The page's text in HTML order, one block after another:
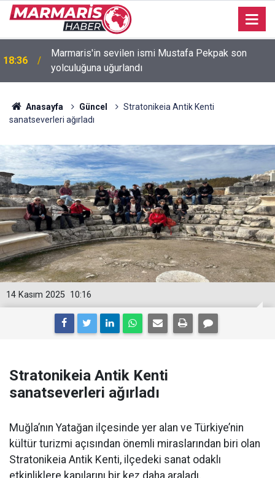
16:35
Bakan Fidan: "Körfez'de devam eden savaş
dikkatimizi Filistin meselesinden ayırmadı"
Anasayfa Güncel
Stratonikeia Antik Kenti
sanatseverleri ağırladı
10:16
14 Kasım 2025
Stratonikeia Antik Kenti
sanatseverleri ağırladı
Muğla’nın Yatağan ilçesinde yer alan ve Türkiye’nin
kültür turizmi açısından önemli miraslarından biri olan
Stratonikeia Antik Kenti, ilçedeki sanat odaklı
etkinliklere kapılarını bir kez daha araladı.